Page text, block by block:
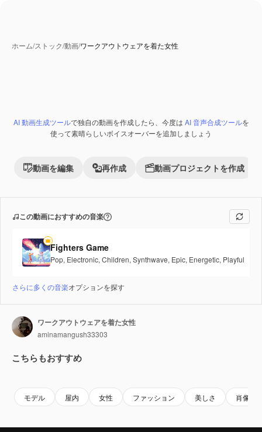
ホーム/ストック/動画/ワークアウトウェアを着た女性
Premium
AI 動画生成ツールで独自の動画を作成したら、今度は AI 音声合成ツールを
使って素晴らしいボイスオーバーを追加しましょう
動画を編集 再作成 動画プロジェクトを作成
この動画におすすめの音楽
Fighters Game
Pop, Electronic, Children, Synthwave, Epic, Energetic, Playful
さらに多くの音楽オプションを探す
ワークアウトウェアを着た女性
aminamangush33303
こちらもおすすめ
モデル 屋内 女性 ファッション 美しさ 肖像画